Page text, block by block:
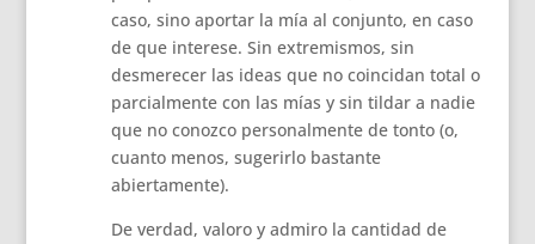
caso, sino aportar la mía al conjunto, en caso
de que interese. Sin extremismos, sin
desmerecer las ideas que no coincidan total o
parcialmente con las mías y sin tildar a nadie
que no conozco personalmente de tonto (o,
cuanto menos, sugerirlo bastante
abiertamente).
De verdad, valoro y admiro la cantidad de